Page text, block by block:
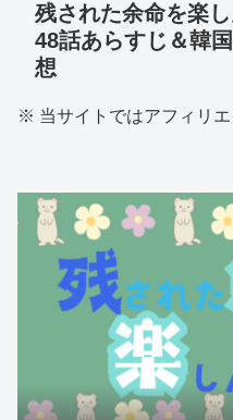
残された余命を楽
48話あらすじ＆韓
想
※ 当サイトではアフィリ